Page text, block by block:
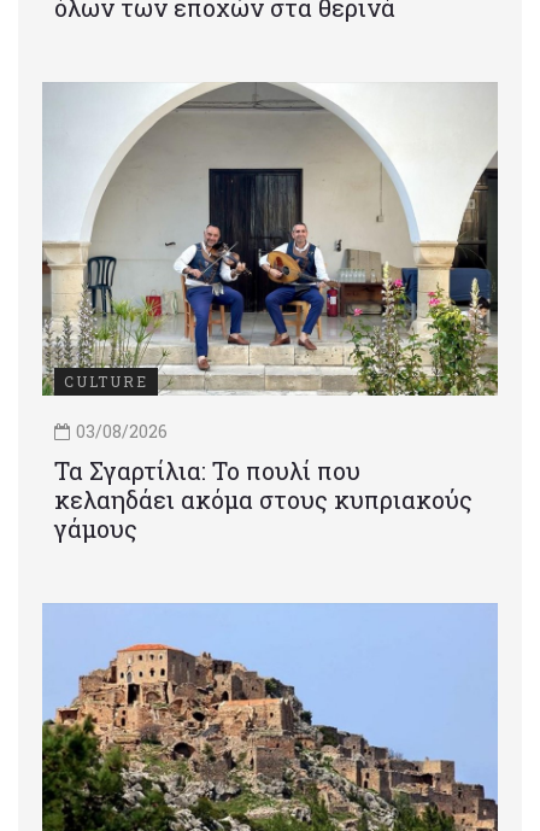
όλων των εποχών στα θερινά
CULTURE
03/08/2026
Τα Σγαρτίλια: Το πουλί που
κελαηδάει ακόμα στους κυπριακούς
γάμους